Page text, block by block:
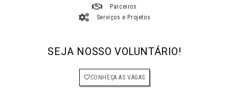
Parceiros
Serviços e Projetos
SEJA NOSSO VOLUNTÁRIO!
CONHEÇA AS VAGAS